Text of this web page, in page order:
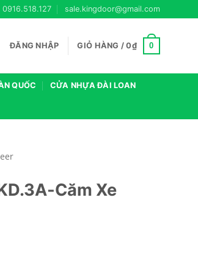
0916.518.127 sale.kingdoor@gmail.com
ĐĂNG NHẬP GIỎ HÀNG /0₫ 0
QUỐC CỬA NHỰA ĐÀI LOAN
Căm Xe